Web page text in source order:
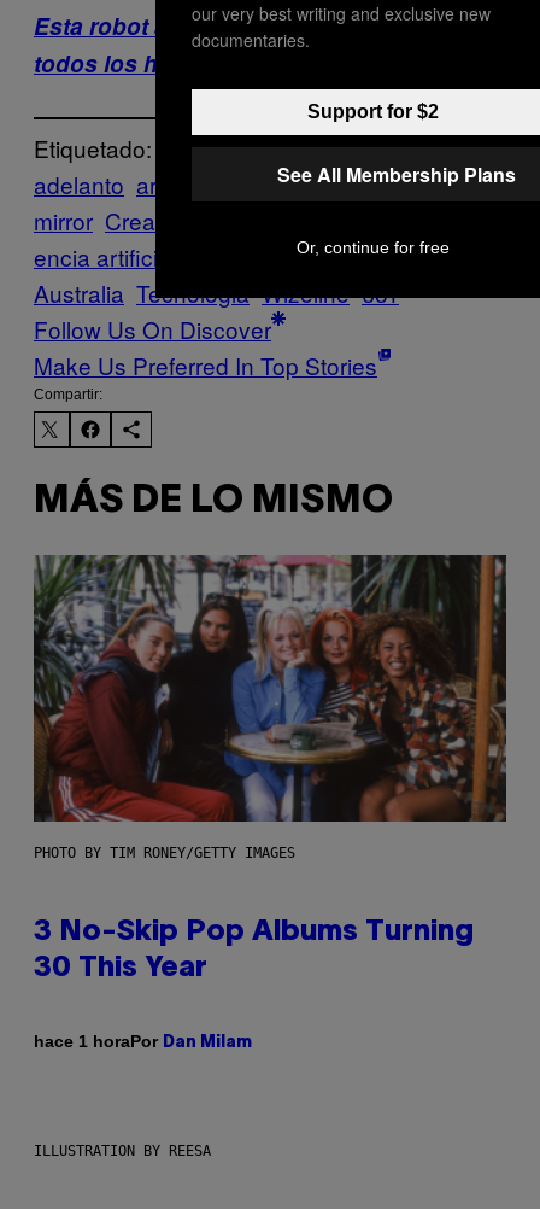
Esta robot afirma que quiere «Destruir a
todos los humanos»
Etiquetado:
adelanto archie barwick black
mirror Creators
encia artificial
Australia Tecnologia Wizeline бот
Follow Us On Discover
Make Us Preferred In Top Stories
Compartir:
MÁS DE LO MISMO
PHOTO BY TIM RONEY/GETTY IMAGES
3 No-Skip Pop Albums Turning
30 This Year
hace 1 horaPor Dan Milam
ILLUSTRATION BY REESA
our very best writing and exclusive new
documentaries.
Support for $2
See All Membership Plans
Or, continue for free